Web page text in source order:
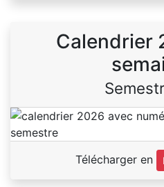
Calendrier
Télécharger en